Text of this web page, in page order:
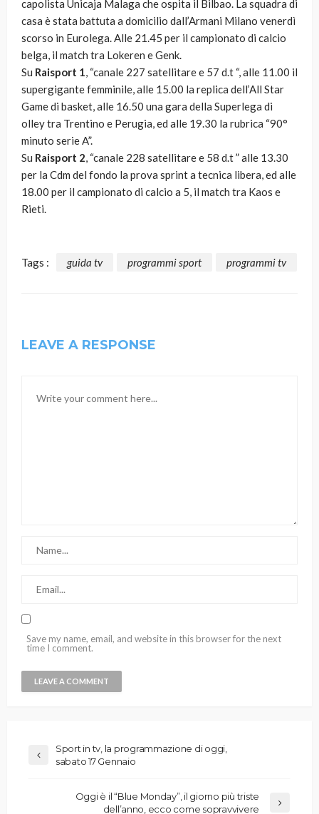
capolista Unicaja Malaga che ospita il Bilbao. La squadra di
casa è stata battuta a domicilio dall’Armani Milano venerdì
scorso in Eurolega. Alle 21.45 per il campionato di calcio
belga, il match tra Lokeren e Genk.
Su Raisport 1, “canale 227 satellitare e 57 d.t “, alle 11.00 il
supergigante femminile, alle 15.00 la replica dell’All Star
Game di basket, alle 16.50 una gara della Superlega di
olley tra Trentino e Perugia, ed alle 19.30 la rubrica “90°
minuto serie A”.
Su Raisport 2, “canale 228 satellitare e 58 d.t ” alle 13.30
per la Cdm del fondo la prova sprint a tecnica libera, ed alle
18.00 per il campionato di calcio a 5, il match tra Kaos e
Rieti.
Tags : guida tv programmi sport programmi tv
LEAVE A RESPONSE
Save my name, email, and website in this browser for the next
time I comment.
Sport in tv, la programmazione di oggi,
sabato 17 Gennaio
Oggi è il “Blue Monday”, il giorno più triste
dell’anno, ecco come sopravvivere